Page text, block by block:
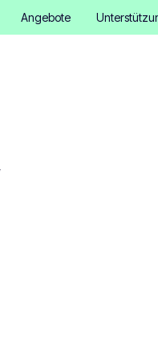
Angebote